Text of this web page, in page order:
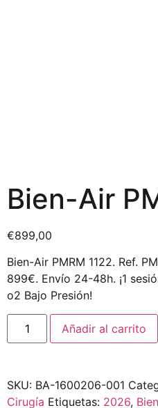
Bien-Air
€899,00
Bien-Air PMRM 1122. Ref.
899€. Envío 24-48h. ¡1
o2 Bajo Presión!
Añadir al carrito
SKU: BA-1600206-001
Cirugía Etiquetas: 2026,